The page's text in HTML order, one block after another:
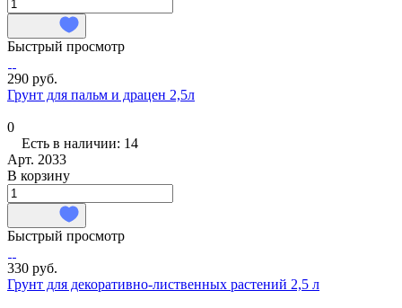
Быстрый просмотр
290 руб.
Грунт для пальм и драцен 2,5л
0
Есть в наличии: 14
Арт. 2033
В корзину
Быстрый просмотр
330 руб.
Грунт для декоративно-лиственных растений 2,5 л